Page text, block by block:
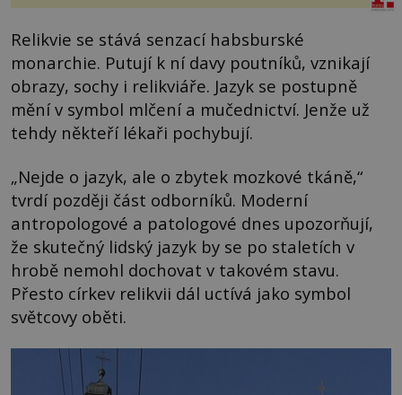
Relikvie se stává senzací habsburské
monarchie. Putují k ní davy poutníků, vznikají
obrazy, sochy i relikviáře. Jazyk se postupně
mění v symbol mlčení a mučednictví. Jenže už
tehdy někteří lékaři pochybují.
„Nejde o jazyk, ale o zbytek mozkové tkáně,“
tvrdí později část odborníků. Moderní
antropologové a patologové dnes upozorňují,
že skutečný lidský jazyk by se po staletích v
hrobě nemohl dochovat v takovém stavu.
Přesto církev relikvii dál uctívá jako symbol
světcovy oběti.